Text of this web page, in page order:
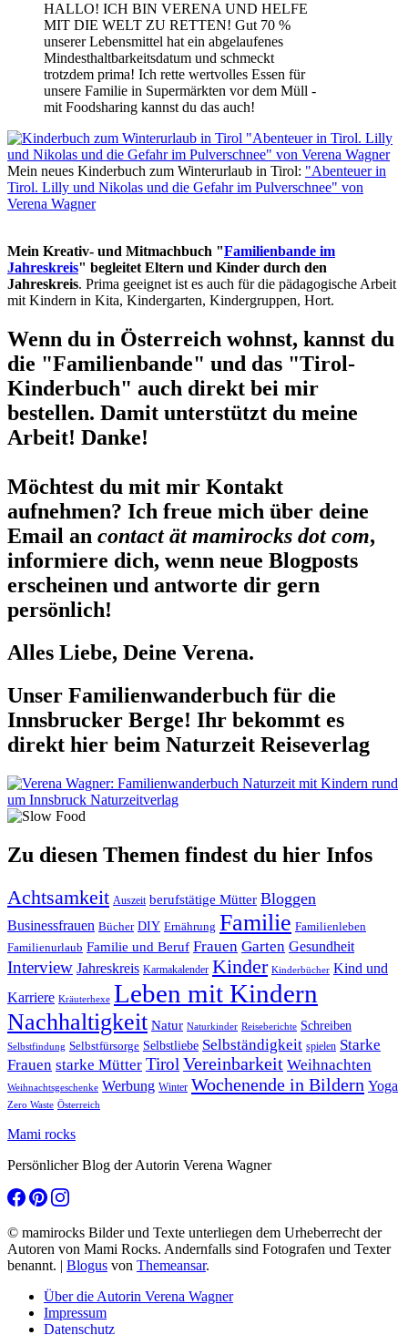
HALLO! ICH BIN VERENA UND HELFE
MIT DIE WELT ZU RETTEN! Gut 70 %
unserer Lebensmittel hat ein abgelaufenes
Mindesthaltbarkeitsdatum und schmeckt
trotzdem prima! Ich rette wertvolles Essen für
unsere Familie in Supermärkten vor dem Müll -
mit Foodsharing kannst du das auch!
Mein neues Kinderbuch zum Winterurlaub in Tirol: "Abenteuer in
Tirol. Lilly und Nikolas und die Gefahr im Pulverschnee" von
Verena Wagner
Mein Kreativ- und Mitmachbuch "Familienbande im
Jahreskreis" begleitet Eltern und Kinder durch den
Jahreskreis. Prima geeignet ist es auch für die pädagogische Arbeit
mit Kindern in Kita, Kindergarten, Kindergruppen, Hort.
Wenn du in Österreich wohnst, kannst du
die "Familienbande" und das "Tirol-
Kinderbuch" auch direkt bei mir
bestellen. Damit unterstützt du meine
Arbeit! Danke!
Möchtest du mit mir Kontakt
aufnehmen? Ich freue mich über deine
Email an contact ät mamirocks dot com,
informiere dich, wenn neue Blogposts
erscheinen und antworte dir gern
persönlich!
Alles Liebe, Deine Verena.
Unser Familienwanderbuch für die
Innsbrucker Berge! Ihr bekommt es
direkt hier beim Naturzeit Reiseverlag
Zu diesen Themen findest du hier Infos
Achtsamkeit Auszeit berufstätige Mütter Bloggen
Businessfrauen Bücher DIY Ernährung Familie Familienleben
Familienurlaub Familie und Beruf Frauen Garten Gesundheit
Interview Jahreskreis Karmakalender Kinder Kinderbücher Kind und
Karriere Kräuterhexe Leben mit Kindern
Nachhaltigkeit Natur Naturkinder Reiseberichte Schreiben
Selbstfindung Selbstfürsorge Selbstliebe Selbständigkeit spielen Starke
Frauen starke Mütter Tirol Vereinbarkeit Weihnachten
Weihnachtsgeschenke Werbung Winter Wochenende in Bildern Yoga
Zero Waste Österreich
Mami rocks
Persönlicher Blog der Autorin Verena Wagner
© mamirocks Bilder und Texte unterliegen dem Urheberrecht der
Autoren von Mami Rocks. Andernfalls sind Fotografen und Texter
benannt. | Blogus von Themeansar.
Über die Autorin Verena Wagner
Impressum
Datenschutz